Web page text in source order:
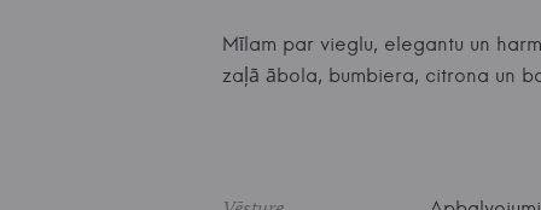
Mīlam par vieglu, elegantu un
zaļā ābola, bumbiera, citrona un